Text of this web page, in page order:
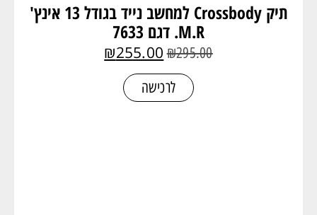
תיק Crossbody למחשב נייד בגודל 13 אינץ'
M.R. דגם 7633
₪295.00
₪255.00
לרכישה